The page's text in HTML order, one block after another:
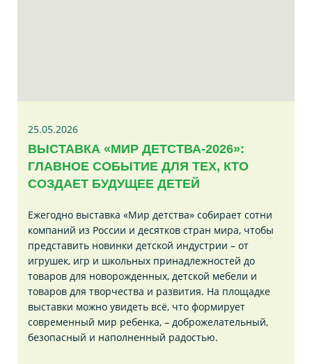
25.05.2026
ВЫСТАВКА «МИР ДЕТСТВА-2026»:
ГЛАВНОЕ СОБЫТИЕ ДЛЯ ТЕХ, КТО
СОЗДАЕТ БУДУЩЕЕ ДЕТЕЙ
Ежегодно выставка «Мир детства» собирает сотни
компаний из России и десятков стран мира, чтобы
представить новинки детской индустрии – от
игрушек, игр и школьных принадлежностей до
товаров для новорожденных, детской мебели и
товаров для творчества и развития. На площадке
выставки можно увидеть всё, что формирует
современный мир ребенка, – доброжелательный,
безопасный и наполненный радостью.